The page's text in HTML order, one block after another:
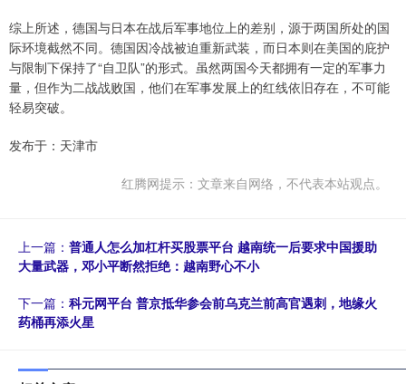
综上所述，德国与日本在战后军事地位上的差别，源于两国所处的国
际环境截然不同。德国因冷战被迫重新武装，而日本则在美国的庇护
与限制下保持了“自卫队”的形式。虽然两国今天都拥有一定的军事力
量，但作为二战战败国，他们在军事发展上的红线依旧存在，不可能
轻易突破。
发布于：天津市
红腾网提示：文章来自网络，不代表本站观点。
上一篇： 普通人怎么加杠杆买股票平台 越南统一后要求中国援助
大量武器，邓小平断然拒绝：越南野心不小
下一篇： 科元网平台 普京抵华参会前乌克兰前高官遇刺，地缘火
药桶再添火星